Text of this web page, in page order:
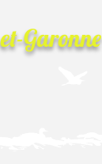
Garonne